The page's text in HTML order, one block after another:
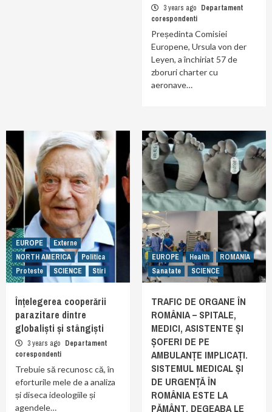
3 years ago Departament
corespondenti
Președinta Comisiei
Europene, Ursula von der
Leyen, a închiriat 57 de
zboruri charter cu
aeronave…
EUROPE
Externe
NORTH AMERICA
Politica
Proteste
SCIENCE Stiri
Înțelegerea cooperării
parazitare dintre
globaliști și stângiști
3 years ago Departament
corespondenti
Trebuie să recunosc că, în
eforturile mele de a analiza
și diseca ideologiile și
agendele…
EUROPE Health
ROMANIA
Sanatate
SCIENCE
TRAFIC DE ORGANE ÎN
ROMÂNIA – SPITALE,
MEDICI, ASISTENTE ȘI
ȘOFERI DE PE
AMBULANȚE IMPLICAȚI.
SISTEMUL MEDICAL ȘI
DE URGENȚĂ ÎN
ROMÂNIA ESTE LA
PĂMÂNT. DEGEABA LE